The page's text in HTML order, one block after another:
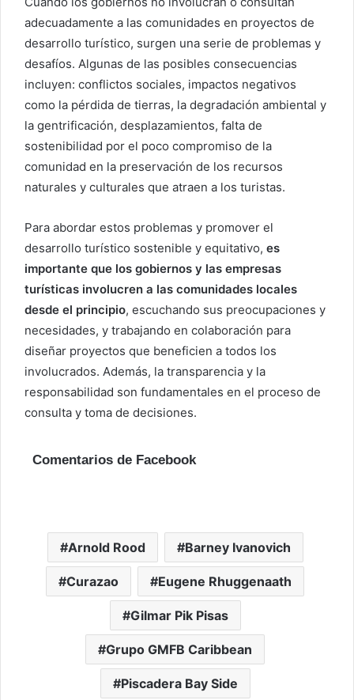
adecuadamente a las comunidades en proyectos de
desarrollo turístico, surgen una serie de problemas y
desafíos. Algunas de las posibles consecuencias
incluyen: conflictos sociales, impactos negativos
como la pérdida de tierras, la degradación ambiental y
la gentrificación, desplazamientos, falta de
sostenibilidad por el poco compromiso de la
comunidad en la preservación de los recursos
naturales y culturales que atraen a los turistas.
Para abordar estos problemas y promover el
desarrollo turístico sostenible y equitativo, es
importante que los gobiernos y las empresas
turísticas involucren a las comunidades locales
desde el principio, escuchando sus preocupaciones y
necesidades, y trabajando en colaboración para
diseñar proyectos que beneficien a todos los
involucrados. Además, la transparencia y la
responsabilidad son fundamentales en el proceso de
consulta y toma de decisiones.
Comentarios de Facebook
Arnold Rood Barney Ivanovich
Curazao Eugene Rhuggenaath
Gilmar Pik Pisas
Grupo GMFB Caribbean
Piscadera Bay Side